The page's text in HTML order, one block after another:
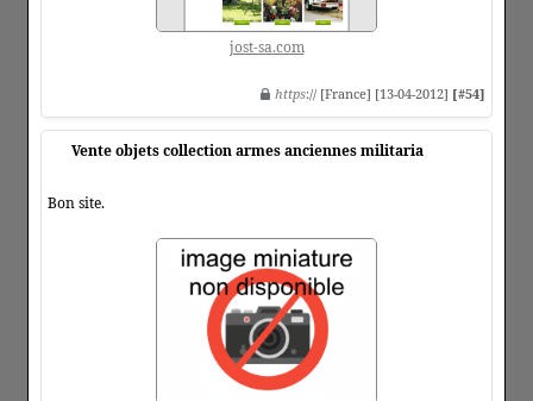
jost-sa.com
https:// [France] [13-04-2012] [#54]
Vente objets collection armes anciennes militaria
Bon site.